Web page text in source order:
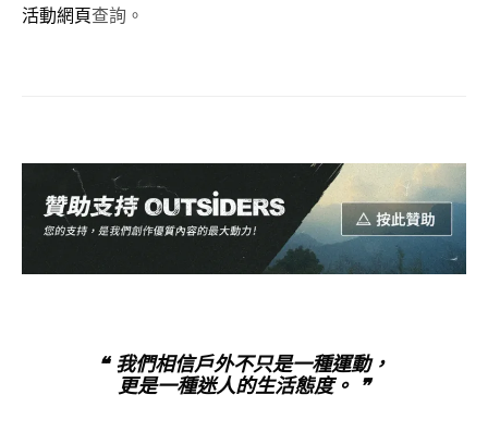
活動網頁查詢。
❝ 我們相信戶外不只是一種運動，
更是一種迷人的生活態度。 ❞